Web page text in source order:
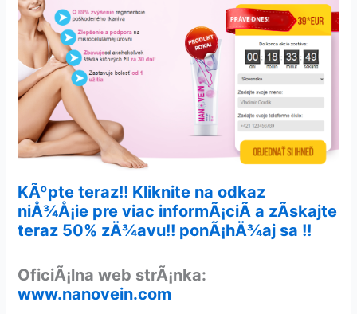
KÃºpte teraz!! Kliknite na odkaz
niÅ¾Å¡ie pre viac informÃ¡ciÃ­ a zÃ­skajte
teraz 50% zÄ¾avu!! ponÃ¡hÄ¾aj sa !!
OficiÃ¡lna web strÃ¡nka:
www.nanovein.com